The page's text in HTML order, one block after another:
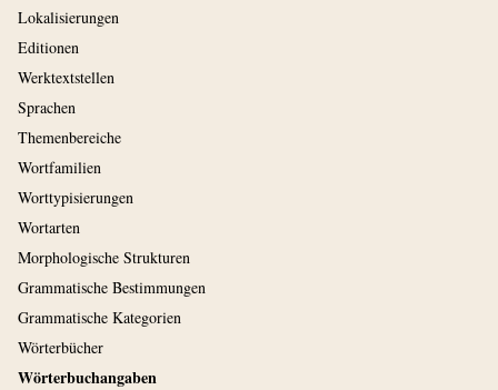
Lokalisierungen
Editionen
Werktextstellen
Sprachen
Themenbereiche
Wortfamilien
Worttypisierungen
Wortarten
Morphologische Strukturen
Grammatische Bestimmungen
Grammatische Kategorien
Wörterbücher
Wörterbuchangaben